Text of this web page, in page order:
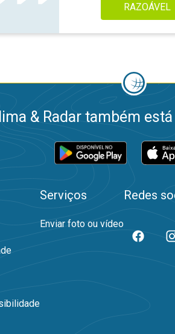
RAZOÁVEL
& Radar também
Serviços
Enviar foto ou vídeo
Redes